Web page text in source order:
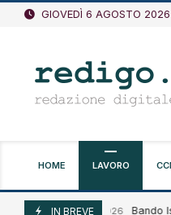
Vai
GIOVEDÌ 6 AGOSTO 2026
HOME LAVORO
IN BREVE
Agosto 6, 2026 Bando Isi 2025,